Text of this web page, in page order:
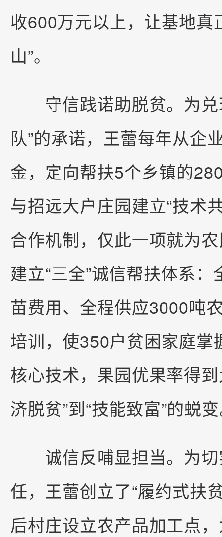
收600万元以上，让基地真
山”。
守信践诺助脱贫。为兑
队”的承诺，王蕾每年从企
金，定向帮扶5个乡镇的
与招远大户庄园建立“技术
合作机制，仅此一项就为
建立“三全”诚信帮扶体系
苗费用、全程供应3000吨
培训，使350户贫困家庭
核心技术，果园优果率得
济脱贫”到“技能致富”的蜕
诚信反哺显担当。为切
任，王蕾创立了“履约式扶
后村庄设立农产品加工点